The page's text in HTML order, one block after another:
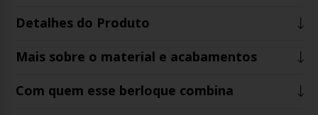
Detalhes do Produto
Mais sobre o material e acabamentos
Com quem esse berloque combina